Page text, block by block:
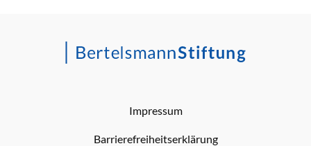
Impressum
Barrierefreiheitserklärung